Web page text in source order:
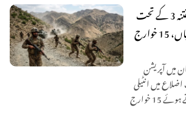
بلوچستان: آپریشن ردالفتنہ 3 کے تحت
انٹیلی جنس بیسڈ کارروائیاں، 15 خوارج
میں آپریشن
اضلاع میں انٹیلی
جنس بیسڈ کارروائیاں کرتے ہوئے 15 خوارج